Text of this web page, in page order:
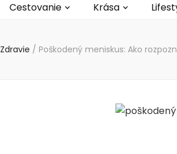
Cestovanie Krása
Zdravie / Poškodený meniskus: Ako